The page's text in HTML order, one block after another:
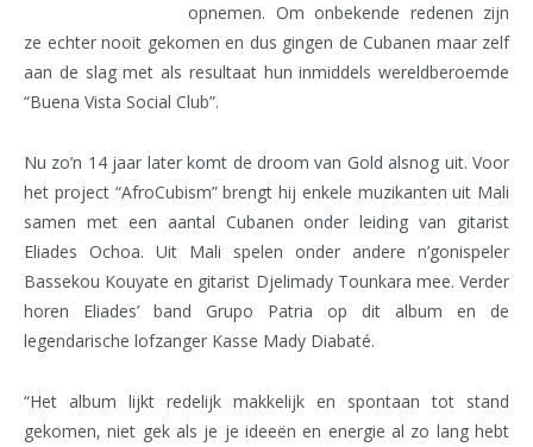
opnemen. Om onbekende redenen zijn
ze echter nooit gekomen en dus gingen de Cubanen maar zelf
aan de slag met als resultaat hun inmiddels wereldberoemde
“Buena Vista Social Club”.
Nu zo’n 14 jaar later komt de droom van Gold alsnog uit. Voor
het project “AfroCubism” brengt hij enkele muzikanten uit Mali
samen met een aantal Cubanen onder leiding van gitarist
Eliades Ochoa. Uit Mali spelen onder andere n’gonispeler
Bassekou Kouyate en gitarist Djelimady Tounkara mee. Verder
horen Eliades’ band Grupo Patria op dit album en de
legendarische lofzanger Kasse Mady Diabaté.
“Het album lijkt redelijk makkelijk en spontaan tot stand
gekomen, niet gek als je je ideeën en energie al zo lang hebt